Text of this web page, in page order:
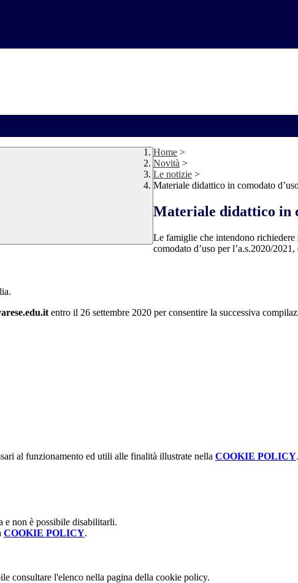
Home >
Novità >
Le notizie >
Materiale didattico in comodato
Materiale didattico in
Le famiglie che intendono
comodato d’uso per l’a.s.2020/
entro il 26 settembre 2020 per consentire la successiva
al funzionamento ed utili alle finalità illustrate nella COOKIE POLICY.
e non è possibile disabilitarli.
COOKIE POLICY.
consultare l'elenco nella pagina della cookie policy.